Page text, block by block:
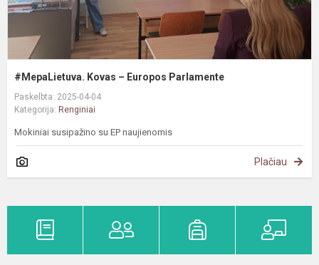
#MepaLietuva. Kovas – Europos Parlamente
Paskelbta: 2025-04-04
Kategorija: Renginiai
Mokiniai susipažino su EP naujienomis
Plačiau